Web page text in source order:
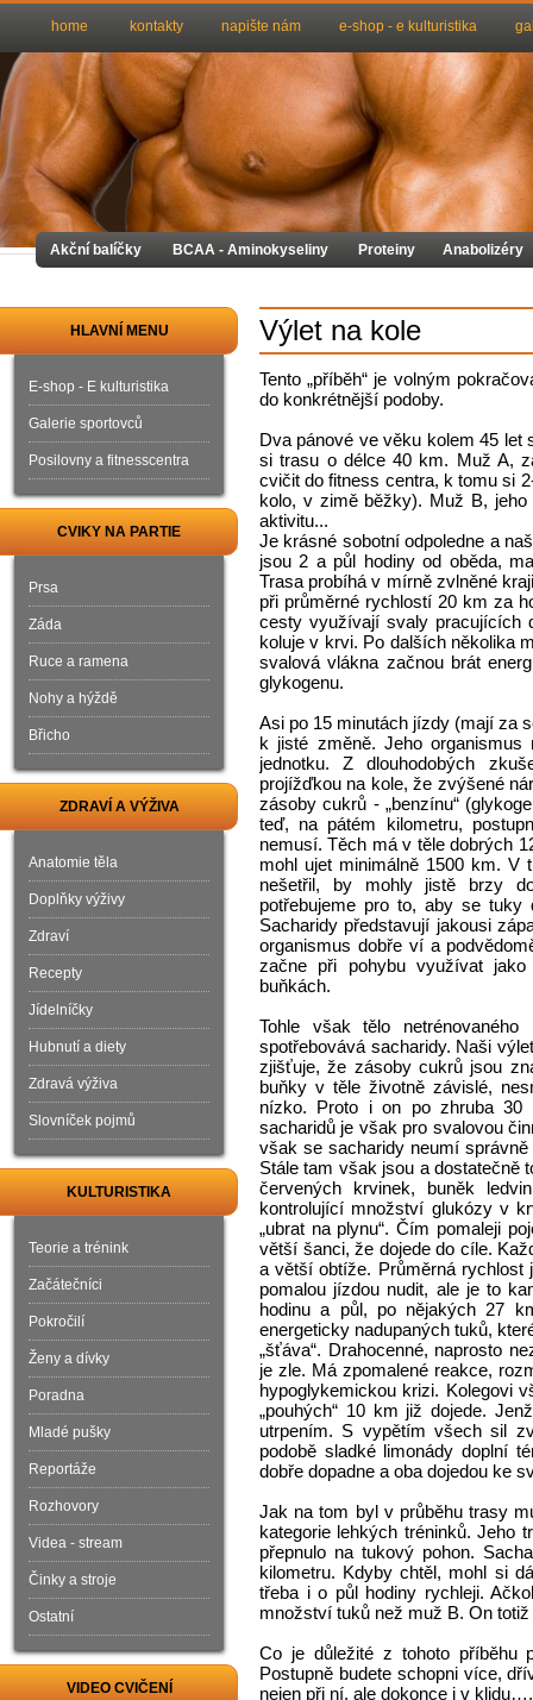
Výlet na kole
Tento „příběh“ je volným
do konkrétnější podoby.
Dva pánové ve věku kolem 45 let
si trasu o délce 40 km. Muž A,
cvičit do fitness centra, k tomu si
kolo, v zimě běžky). Muž B, jeho
aktivitu...
Je krásné sobotní odpoledne a
jsou 2 a půl hodiny od oběda,
Trasa probíhá v mírně zvlněné
při průměrné rychlostí 20 km za
cesty využívají svaly pracujících
koluje v krvi. Po dalších několika
svalová vlákna začnou brát
glykogenu.
Asi po 15 minutách jízdy (mají za
k jisté změně. Jeho
jednotku. Z dlouhodobých
projížďkou na kole, že zvýšené
zásoby cukrů - „benzínu“
teď, na pátém kilometru,
nemusí. Těch má v těle dobrých
mohl ujet minimálně 1500 km.
nešetřil, by mohly jistě brzy
potřebujeme pro to, aby se tuky
Sacharidy představují jakousi
organismus dobře ví a
začne při pohybu využívat
buňkách.
Tohle však tělo
spotřebovává sacharidy. Naši
zjišťuje, že zásoby cukrů jsou
buňky v těle životně závislé,
nízko. Proto i on po zhruba 30
sacharidů je však pro svalovou
však se sacharidy neumí
Stále tam však jsou a dostatečně
červených krvinek, buněk
kontrolující množství glukózy v
„ubrat na plynu“. Čím pomaleji
větší šanci, že dojede do cíle.
a větší obtíže. Průměrná
pomalou jízdou nudit, ale je to
hodinu a půl, po nějakých 27
energeticky nadupaných tuků,
„šťáva“. Drahocenné, naprosto
je zle. Má zpomalené reakce,
hypoglykemickou krizi. Kolegovi
„pouhých“ 10 km již dojede.
utrpením. S vypětím všech sil
podobě sladké limonády doplní
dobře dopadne a oba dojedou ke
Jak na tom byl v průběhu trasy
kategorie lehkých tréninků. Jeho
přepnulo na tukový pohon.
kilometru. Kdyby chtěl, mohl si
třeba i o půl hodiny rychleji.
množství tuků než muž B. On
Co je důležité z tohoto příběhu
Postupně budete schopni více,
nejen při ní, ale dokonce i v
HLAVNÍ MENU
E-shop - E kulturistika
Galerie sportovců
Posilovny a fitnesscentra
CVIKY NA PARTIE
Prsa
Záda
Ruce a ramena
Nohy a hýždě
Břicho
ZDRAVÍ A VÝŽIVA
Anatomie těla
Doplňky výživy
Zdraví
Recepty
Jídelníčky
Hubnutí a diety
Zdravá výživa
Slovníček pojmů
KULTURISTIKA
Teorie a trénink
Začátečníci
Pokročilí
Ženy a dívky
Poradna
Mladé pušky
Reportáže
Rozhovory
Videa - stream
Činky a stroje
Ostatní
VIDEO CVIČENÍ
home kontakty napište nám e-shop - e kulturistika
Akční balíčky BCAA - Aminokyseliny Proteiny Anabolizéry